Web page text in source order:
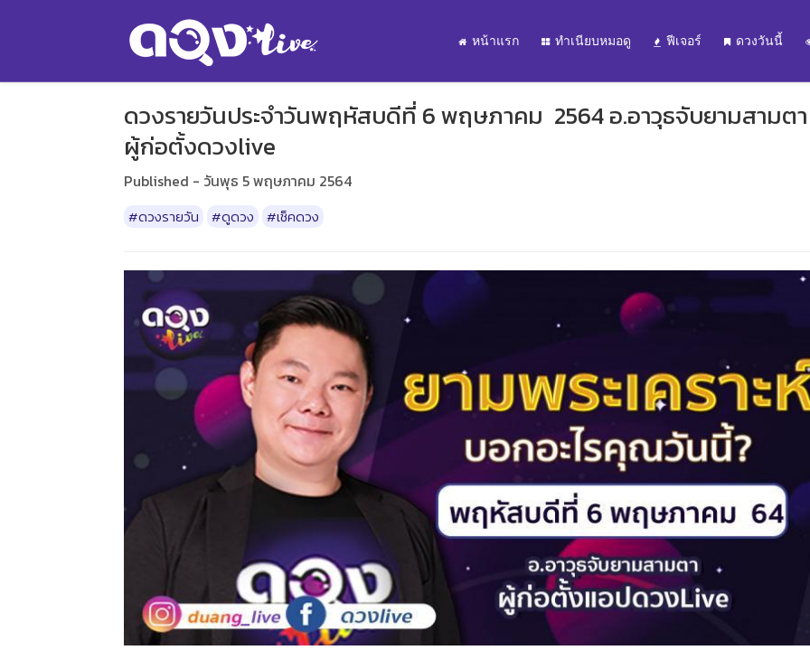
หน้าแรก ทำเนียบหมอดู ฟีเจอร์ ดวงวันนี้
ดวงรายวันประจำวันพฤหัสบดีที่ 6 พฤษภาคม 2564 อ.อาวุธจับยามสามต
ผู้ก่อตั้งดวงlive
Published - วันพุธ 5 พฤษภาคม 2564
#ดวงรายวัน #ดูดวง #เช็คดวง